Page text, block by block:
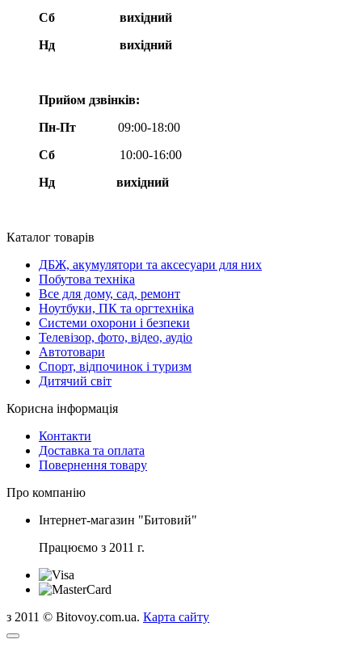
Сб
вихідний
Нд
вихідний
Прийом дзвінків:
Пн-Пт
09:00-18:00
Сб
10:00-16:00
Нд вихідний
Каталог товарів
ДБЖ, акумулятори та аксесуари для них
Побутова техніка
Все для дому, сад, ремонт
Ноутбуки, ПК та оргтехніка
Системи охорони і безпеки
Телевізор, фото, відео, аудіо
Автотовари
Спорт, відпочинок і туризм
Дитячий світ
Корисна інформація
Контакти
Доставка та оплата
Повернення товару
Про компанію
Інтернет-магазин "Битовий"
Працюємо з 2011 г.
з 2011 © Bitovoy.com.ua. Карта сайту